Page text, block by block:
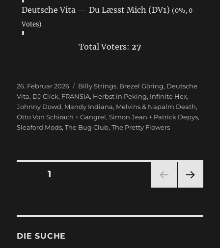
Deutsche Vita — Du Læsst Mich (DV1) (0%, 0
Votes)
Total Voters: 27
Veröffentlicht
am
26. Februar 2026 Schlagwörter
Billy Strings, Brezel Göring, Deutsche
Vita, DJ Click, FRANSIA, Herbst in Peking, Infinite Hex,
Johnny Dowd, Mandy Indiana, Melvins & Napalm Death,
Otto Von Schirach + Gangrel,Simon Jean + Patrick Depys,
Sleaford Mods,The Bug Club,The Pretty Flowers
Seitennummerierung
Beiträge
1
E
DIE SUCHE